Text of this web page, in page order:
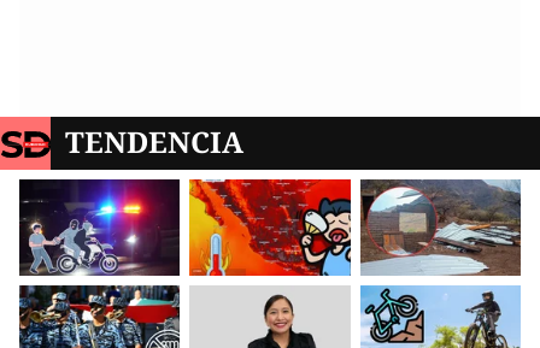
TENDENCIA